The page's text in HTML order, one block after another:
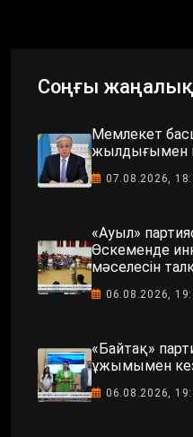
Соңғы
Мемлекет
жылдығымен
07.08.2026,
«Ауыл»
Өскеменде
мәселесін
06.08.2026,
«Байтақ»
ұжымымен
06.08.2026,